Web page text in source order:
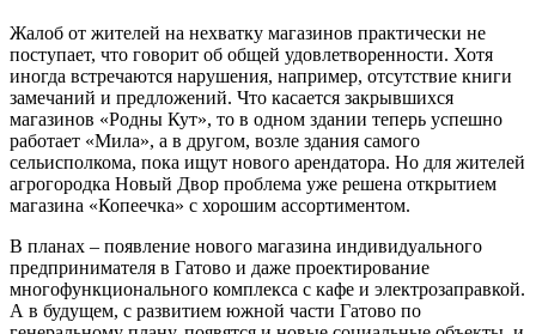
Жалоб от жителей на нехватку магазинов практически не
поступает, что говорит об общей удовлетворенности. Хотя
иногда встречаются нарушения, например, отсутствие книги
замечаний и предложений. Что касается закрывшихся
магазинов «Родны Кут», то в одном здании теперь успешно
работает «Мила», а в другом, возле здания самого
сельисполкома, пока ищут нового арендатора. Но для жителей
агрогородка Новый Двор проблема уже решена открытием
магазина «Копеечка» с хорошим ассортиментом.
В планах – появление нового магазина индивидуального
предпринимателя в Гатово и даже проектирование
многофункционального комплекса с кафе и электрозаправкой.
А в будущем, с развитием южной части Гатово по